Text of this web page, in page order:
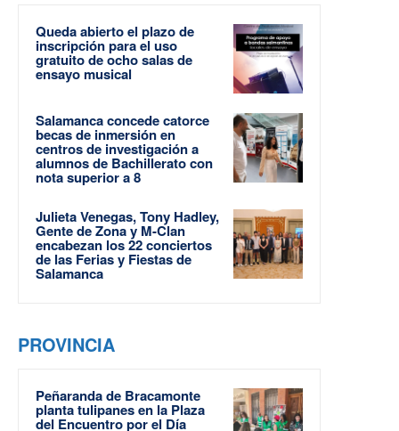
Queda abierto el plazo de
inscripción para el uso
gratuito de ocho salas de
ensayo musical
Salamanca concede catorce
becas de inmersión en
centros de investigación a
alumnos de Bachillerato con
nota superior a 8
Julieta Venegas, Tony Hadley,
Gente de Zona y M-Clan
encabezan los 22 conciertos
de las Ferias y Fiestas de
Salamanca
PROVINCIA
Peñaranda de Bracamonte
planta tulipanes en la Plaza
del Encuentro por el Día